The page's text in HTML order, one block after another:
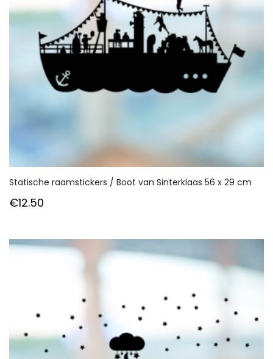
Statische raamstickers / Boot van Sinterklaas 56 x 29 cm
€12.50